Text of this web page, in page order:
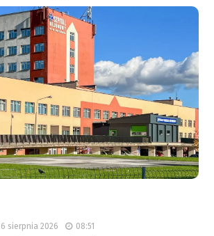
6 sierpnia 2026 08:51